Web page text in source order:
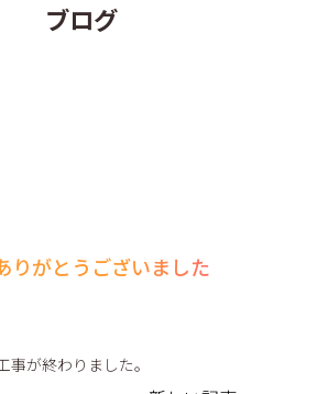
ブログ
りがとうございました
が終わりました。